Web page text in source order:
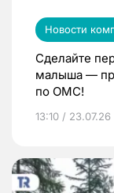
Новости
Сделайте
малыша —
по ОМС!
13:10 / 23.07.26